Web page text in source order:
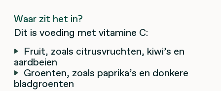
Waar zit het in?
Dit is voeding met vitamine C:
Fruit, zoals citrusvruchten, kiwi’s en
aardbeien
Groenten, zoals paprika’s en donkere
bladgroenten